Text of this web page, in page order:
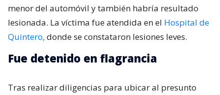
menor del automóvil y también habría resultado
lesionada. La víctima fue atendida en el Hospital de
Quintero, donde se constataron lesiones leves.
Fue detenido en flagrancia
Tras realizar diligencias para ubicar al presunto